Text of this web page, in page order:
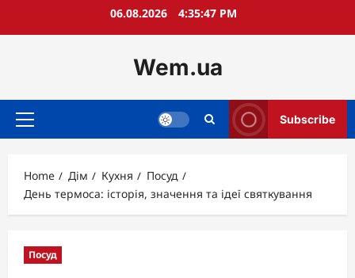
06.08.2026 4:35:49 PM
Wem.ua
Primary
Subscribe
Home Дім Кухня
Посуд
День термоса: історія, значення та ідеї святкування
Посуд